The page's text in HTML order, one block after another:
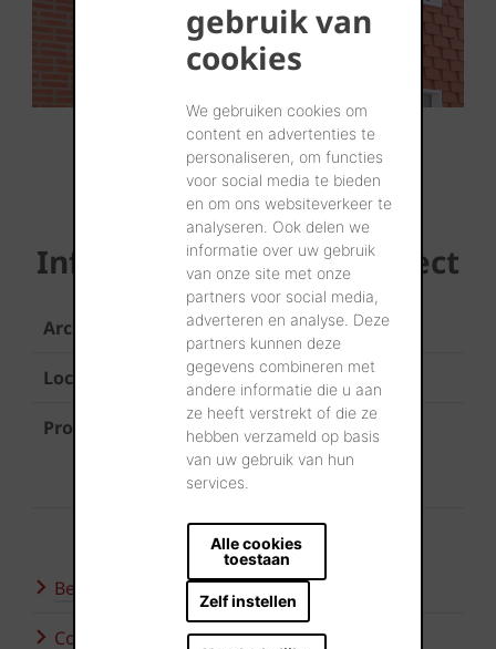
gebruik van
cookies
We gebruiken cookies om
content en advertenties te
personaliseren, om functies
voor social media te bieden
en om ons websiteverkeer te
analyseren. Ook delen we
informatie over uw gebruik
van onze site met onze
partners voor social media,
adverteren en analyse. Deze
partners kunnen deze
gegevens combineren met
andere informatie die u aan
ze heeft verstrekt of die ze
hebben verzameld op basis
van uw gebruik van hun
services.
Alle cookies
toestaan
Zelf instellen
...Meer laden
Informatie over het project
Architect Hatrick architecten, Mechelen
Locatie Mechelen
Producten
Koramic Plato Natuurrood
(in Leuvens verband)
Bezoek onze showroom
Contacteer ons